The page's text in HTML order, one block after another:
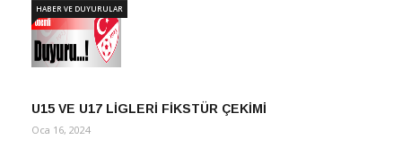
U15 VE U17 LİGLERİ FİKSTÜR ÇEKİMİ
HABER VE DUYURULAR
Oca 16, 2024